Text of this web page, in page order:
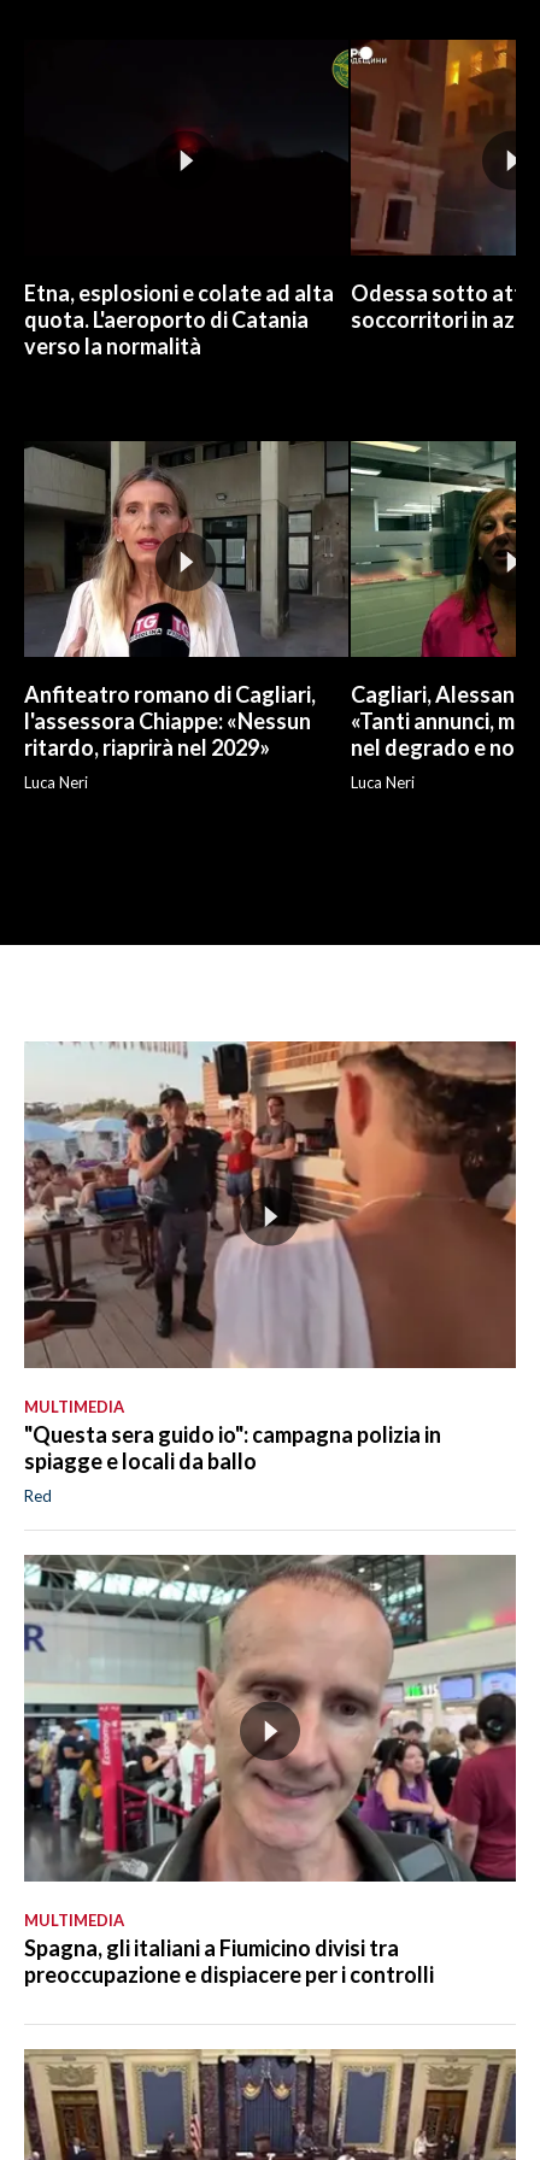
Etna, esplosioni e colate ad alta
quota. L'aeroporto di Catania
verso la normalità
Odessa sotto
soccorritori in
Anfiteatro romano di Cagliari,
l'assessora Chiappe: «Nessun
ritardo, riaprirà nel 2029»
Luca Neri
Cagliari,
«Tanti annunci,
nel degrado e non
Luca Neri
MULTIMEDIA
"Questa sera guido io": campagna polizia in
spiagge e locali da ballo
Red
MULTIMEDIA
Spagna, gli italiani a Fiumicino divisi tra
preoccupazione e dispiacere per i controlli